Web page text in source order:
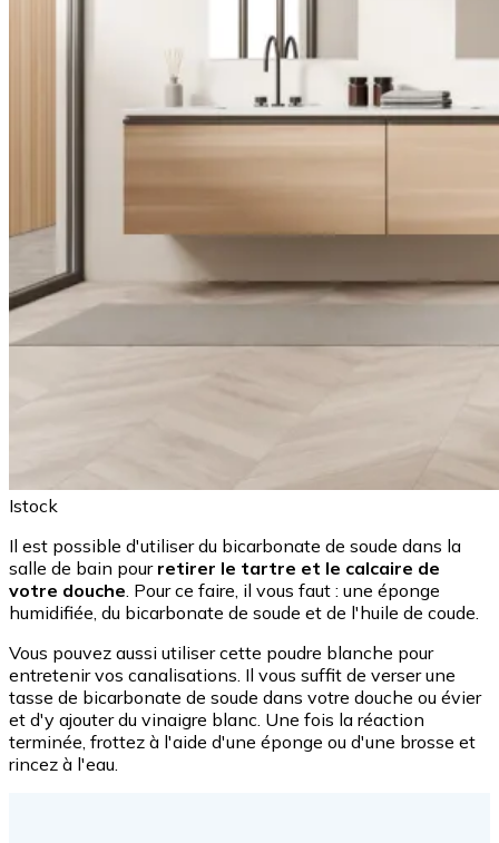
Istock
Il est possible d'utiliser du bicarbonate de soude dans la
salle de bain pour retirer le tartre et le calcaire de
votre douche . Pour ce faire, il vous faut : une éponge
humidifiée, du bicarbonate de soude et de l'huile de coude.
Vous pouvez aussi utiliser cette poudre blanche pour
entretenir vos canalisations. Il vous suffit de verser une
tasse de bicarbonate de soude dans votre douche ou évier
et d'y ajouter du vinaigre blanc. Une fois la réaction
terminée, frottez à l'aide d'une éponge ou d'une brosse et
rincez à l'eau.